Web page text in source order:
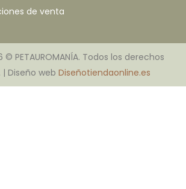
de venta
PETAUROMANÍA. Todos los derechos
Diseño web Diseñotiendaonline.es